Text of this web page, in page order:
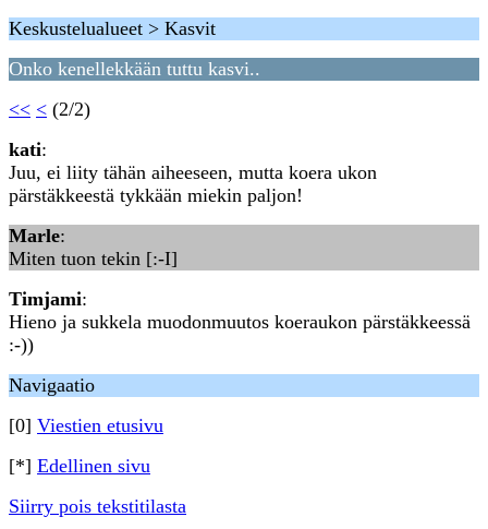
Keskustelualueet > Kasvit
Onko kenellekkään tuttu kasvi..
<< < (2/2)
kati:
Juu, ei liity tähän aiheeseen, mutta koera ukon
pärstäkkeestä tykkään miekin paljon!
Marle:
Miten tuon tekin [:-I]
Timjami:
Hieno ja sukkela muodonmuutos koeraukon pärstäkkeessä
:-))
Navigaatio
[0] Viestien etusivu
[*] Edellinen sivu
Siirry pois tekstitilasta